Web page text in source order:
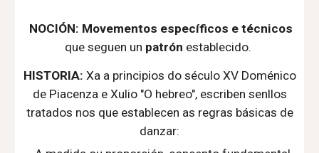
NOCIÓN: Movementos específicos e técnicos
que seguen un patrón establecido.
HISTORIA: Xa a principios do século XV Doménico
de Piacenza e Xulio "O hebreo", escriben senllos
tratados nos que establecen as regras básicas de
danzar: